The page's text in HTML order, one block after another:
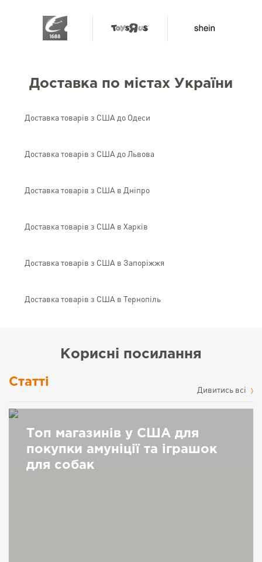
Доставка по містах України
Доставка товарів з США до Одеси
Доставка товарів з США до Львова
Доставка товарів з США в Дніпро
Доставка товарів з США в Харків
Доставка товарів з США в Запоріжжя
Доставка товарів з США в Тернопіль
Корисні посилання
Статті
Дивитись всі
Топ магазинів у США для
покупки амуніції та іграшок
для собак